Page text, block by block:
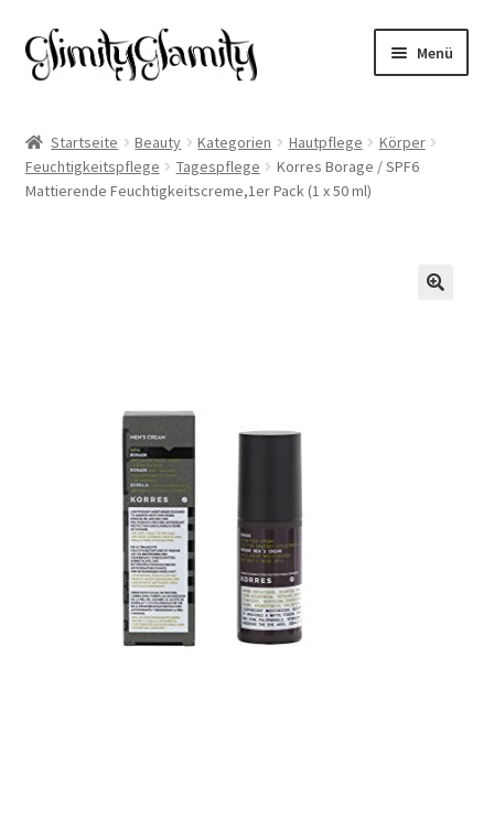
Zur
Navigation
Zum
Inhalt
Menü
Cookie-Richtlinie (EU)
Startseite Beauty Kategorien Hautpflege
Körper
Feuchtigkeitspflege
Tagespflege
Korres Borage / SPF6
Mattierende Feuchtigkeitscreme,1er Pack (1 x 50 ml)